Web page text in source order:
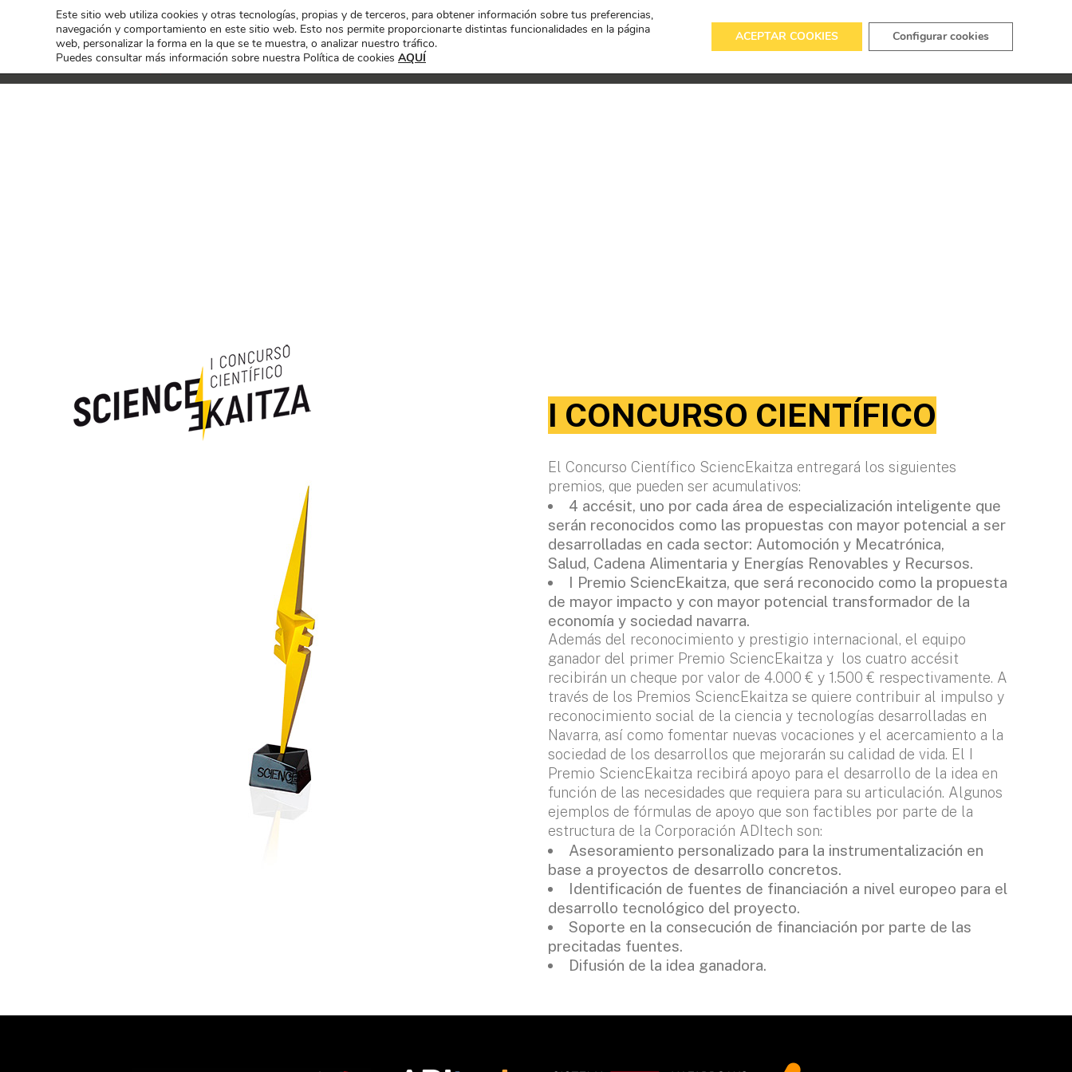
I CONCURSO CIENTÍFICO
El Concurso Científico SciencEkaitza entregará los siguientes
premios, que pueden ser acumulativos:
4 accésit, uno por cada área de especialización inteligente que
serán reconocidos como las propuestas con mayor potencial a ser
desarrolladas en cada sector: Automoción y Mecatrónica,
Salud, Cadena Alimentaria y Energías Renovables y Recursos.
I Premio SciencEkaitza, que será reconocido como la propuesta
de mayor impacto y con mayor potencial transformador de la
economía y sociedad navarra.
Además del reconocimiento y prestigio internacional, el equipo
ganador del primer Premio SciencEkaitza y los cuatro accésit
recibirán un cheque por valor de 4.000 € y 1.500 € respectivamente. A
través de los Premios SciencEkaitza se quiere contribuir al impulso y
reconocimiento social de la ciencia y tecnologías desarrolladas en
Navarra, así como fomentar nuevas vocaciones y el acercamiento a la
sociedad de los desarrollos que mejorarán su calidad de vida. El I
Premio SciencEkaitza recibirá apoyo para el desarrollo de la idea en
función de las necesidades que requiera para su articulación. Algunos
ejemplos de fórmulas de apoyo que son factibles por parte de la
estructura de la Corporación ADItech son:
Asesoramiento personalizado para la instrumentalización en
base a proyectos de desarrollo concretos.
Identificación de fuentes de financiación a nivel europeo para el
desarrollo tecnológico del proyecto.
Soporte en la consecución de financiación por parte de las
precitadas fuentes.
Difusión de la idea ganadora.
Este sitio web utiliza cookies y otras tecnologías, propias y de terceros, para obtener información sobre tus preferencias,
navegación y comportamiento en este sitio web. Esto nos permite proporcionarte distintas funcionalidades en la página
web, personalizar la forma en la que se te muestra, o analizar nuestro tráfico.
Puedes consultar más información sobre nuestra Política de cookies AQUÍ
ACEPTAR COOKIES Configurar cookies